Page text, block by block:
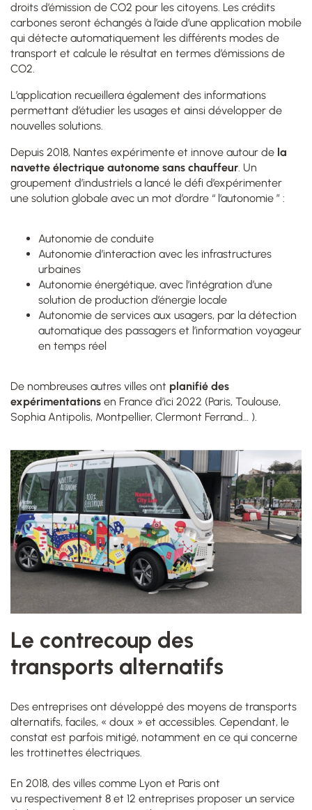
droits d’émission de CO2 pour les citoyens. Les crédits
carbones seront échangés à l’aide d’une application mobile
qui détecte automatiquement les différents modes de
transport et calcule le résultat en termes d’émissions de
CO2.
L’application recueillera également des informations
permettant d’étudier les usages et ainsi développer de
nouvelles solutions.
Depuis 2018, Nantes expérimente et innove autour de la
navette électrique autonome sans chauffeur. Un
groupement d’industriels a lancé le défi d’expérimenter
une solution globale avec un mot d’ordre “ l’autonomie ” :
Autonomie de conduite
Autonomie d’interaction avec les infrastructures
urbaines
Autonomie énergétique, avec l’intégration d’une
solution de production d’énergie locale
Autonomie de services aux usagers, par la détection
automatique des passagers et l’information voyageur
en temps réel
De nombreuses autres villes ont planifié des
expérimentations en France d’ici 2022 (Paris, Toulouse,
Sophia Antipolis, Montpellier, Clermont Ferrand… ).
Le contrecoup des
transports alternatifs
Des entreprises ont développé des moyens de transports
alternatifs, faciles, « doux » et accessibles. Cependant, le
constat est parfois mitigé, notamment en ce qui concerne
les trottinettes électriques.
En 2018, des villes comme Lyon et Paris ont
vu respectivement 8 et 12 entreprises proposer un service